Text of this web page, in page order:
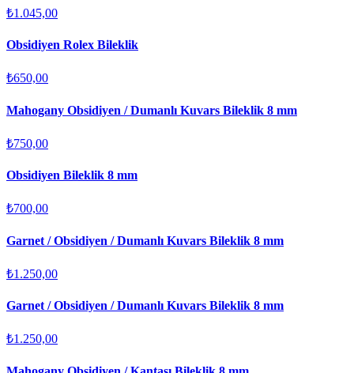
₺1.045,00
Obsidiyen Rolex Bileklik
₺650,00
Mahogany Obsidiyen / Dumanlı Kuvars Bileklik 8 mm
₺750,00
Obsidiyen Bileklik 8 mm
₺700,00
Garnet / Obsidiyen / Dumanlı Kuvars Bileklik 8 mm
₺1.250,00
Garnet / Obsidiyen / Dumanlı Kuvars Bileklik 8 mm
₺1.250,00